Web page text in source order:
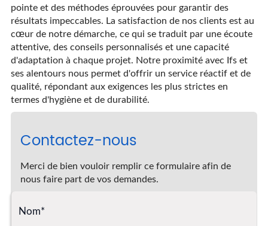
pointe et des méthodes éprouvées pour garantir des
résultats impeccables. La satisfaction de nos clients est au
cœur de notre démarche, ce qui se traduit par une écoute
attentive, des conseils personnalisés et une capacité
d'adaptation à chaque projet. Notre proximité avec Ifs et
ses alentours nous permet d'offrir un service réactif et de
qualité, répondant aux exigences les plus strictes en
termes d'hygiène et de durabilité.
Contactez-nous
Merci de bien vouloir remplir ce formulaire afin de
nous faire part de vos demandes.